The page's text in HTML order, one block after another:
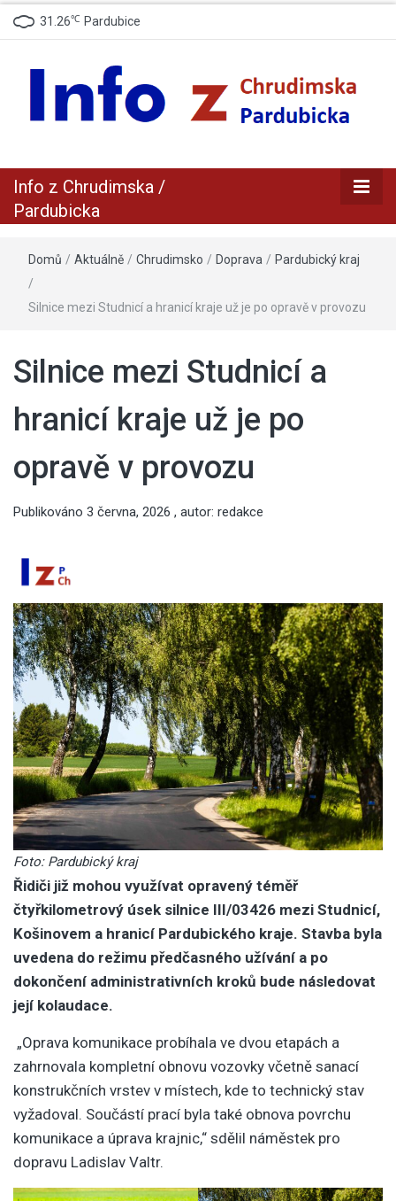
31.26℃ Pardubice
Info z
Pardubicka
Info z Chrudimska /
Pardubicka
Domů / Aktuálně / Chrudimsko / Doprava / Pardubický kraj
/
Silnice mezi Studnicí a hranicí kraje už je po opravě v provozu
Silnice mezi Studnicí a
hranicí kraje už je po
opravě v provozu
Publikováno 3 června, 2026 , autor: redakce
Foto: Pardubický kraj
Řidiči již mohou využívat opravený téměř
čtyřkilometrový úsek silnice III/03426 mezi Studnicí,
Košinovem a hranicí Pardubického kraje. Stavba byla
uvedena do režimu předčasného užívání a po
dokončení administrativních kroků bude následovat
její kolaudace.
„Oprava komunikace probíhala ve dvou etapách a
zahrnovala kompletní obnovu vozovky včetně sanací
konstrukčních vrstev v místech, kde to technický stav
vyžadoval. Součástí prací byla také obnova povrchu
komunikace a úprava krajnic,“ sdělil náměstek pro
dopravu Ladislav Valtr.